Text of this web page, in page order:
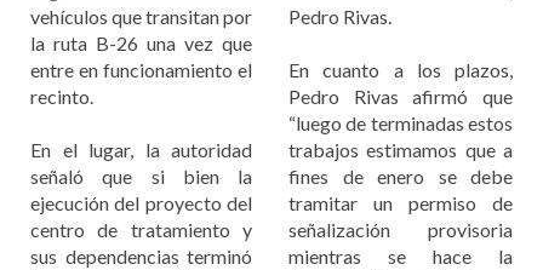
vehículos que transitan por
la ruta B-26 una vez que
entre en funcionamiento el
recinto.
En el lugar, la autoridad
señaló que si bien la
ejecución del proyecto del
centro de tratamiento y
sus dependencias terminó
Pedro Rivas.
En cuanto a los plazos,
Pedro Rivas afirmó que
“luego de terminadas estos
trabajos estimamos que a
fines de enero se debe
tramitar un permiso de
señalización provisoria
mientras se hace la